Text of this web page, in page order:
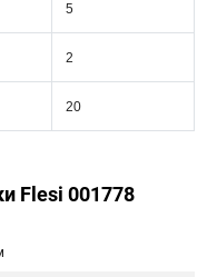
5
2
20
Flesi 001778